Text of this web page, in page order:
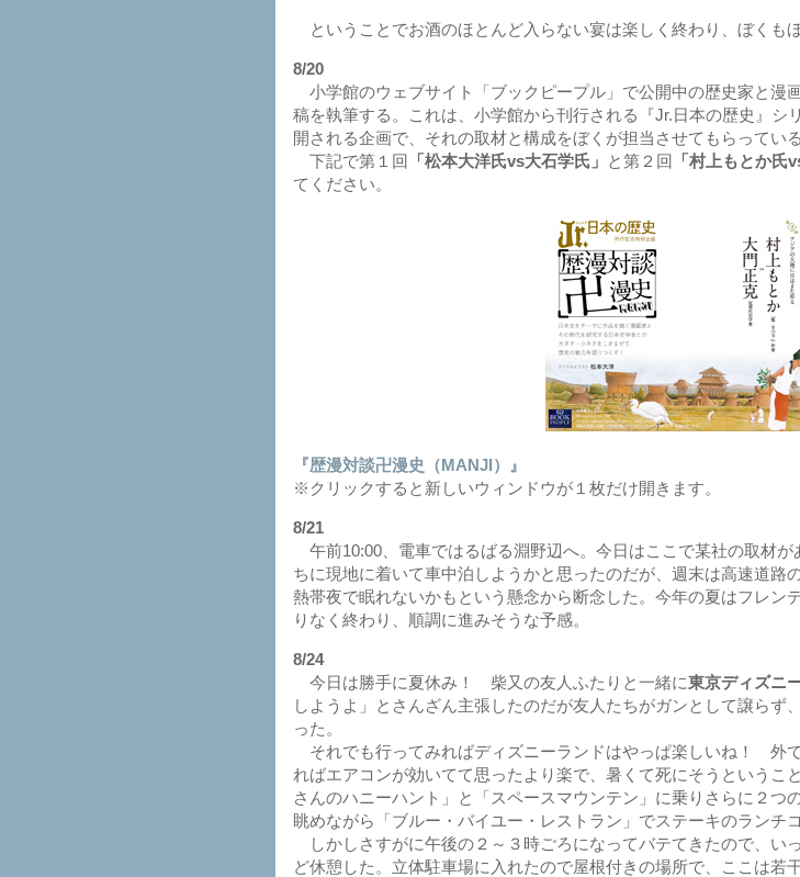
ということでお酒のほとんど入らない宴は楽しく終わり、ぼくも
8/20
小学館のウェブサイト「ブックピープル」で公開中の歴史家と漫
稿を執筆する。これは、小学館から刊行される『Jr.日本の歴史』シ
開される企画で、それの取材と構成をぼくが担当させてもらっている
下記で第１回
「松本大洋氏vs大石学氏」 と第２回 「村上もとか氏
てください。
『歴漫対談卍漫史（MANJI）』
※クリックすると新しいウィンドウが１枚だけ開きます。
8/21
午前10:00、電車ではるばる淵野辺へ。今日はここで某社の取材
ちに現地に着いて車中泊しようかと思ったのだが、週末は高速道路
熱帯夜で眠れないかもという懸念から断念した。今年の夏はフレン
りなく終わり、順調に進みそうな予感。
8/24
今日は勝手に夏休み！ 柴又の友人ふたりと一緒に東京ディズニ
しようよ」とさんざん主張したのだが友人たちがガンとして譲ら
った。
それでも行ってみればディズニーランドはやっぱ楽しいね！ 外
ればエアコンが効いてて思ったより楽で、暑くて死にそうというこ
さんのハニーハント」と「スペースマウンテン」に乗りさらに２つ
眺めながら「ブルー・バイユー・レストラン」でステーキのランチ
しかしさすがに午後の２～３時ごろになってバテてきたので、い
ど休憩した。立体駐車場に入れたので屋根付きの場所で、ここは若